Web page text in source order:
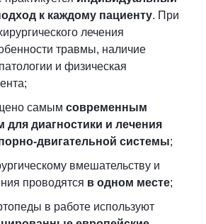
к каждому пациенту. При
лечения
травмы, наличие
и физическая
самым современным
для диагностики и лечения
двигательной системы;
вмешательству и
проводятся в одном месте;
в работе используют